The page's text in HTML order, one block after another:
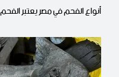
أنواع الفحم في مصر يعتبر